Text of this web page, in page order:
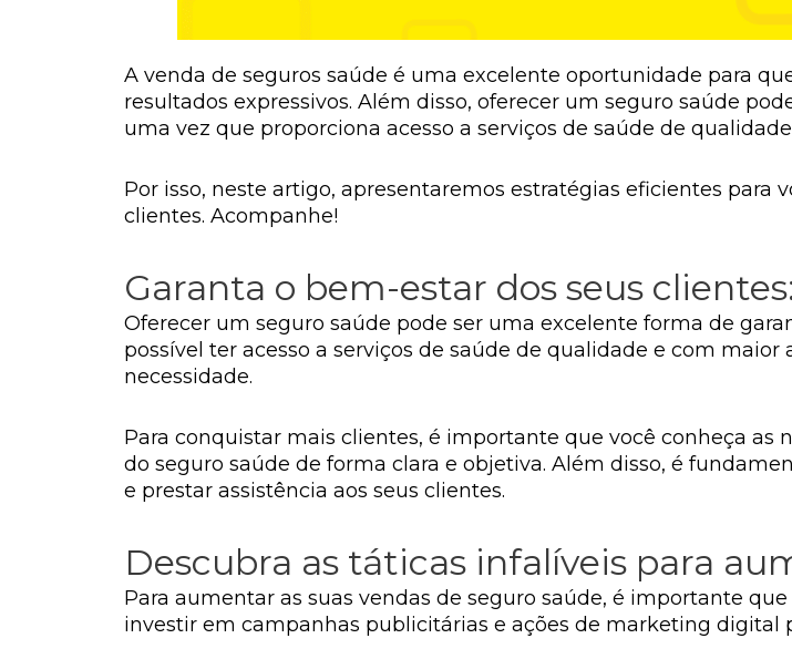
A venda de seguros saúde é uma excelente oportunidade para
resultados expressivos. Além disso, oferecer um seguro saúde
uma vez que proporciona acesso a serviços de saúde de
Por isso, neste artigo, apresentaremos estratégias eficientes para
clientes. Acompanhe!
Garanta o bem-estar dos seus
Oferecer um seguro saúde pode ser uma excelente forma de
possível ter acesso a serviços de saúde de qualidade e com
necessidade.
Para conquistar mais clientes, é importante que você conheça as
do seguro saúde de forma clara e objetiva. Além disso, é
e prestar assistência aos seus clientes.
Descubra as táticas infalíveis para
Para aumentar as suas vendas de seguro saúde, é importante
investir em campanhas publicitárias e ações de marketing digital